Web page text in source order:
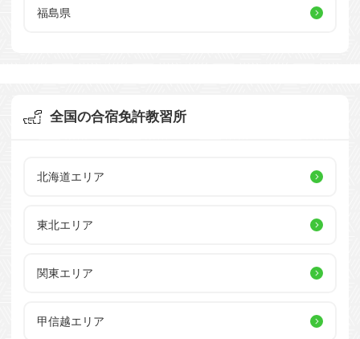
福島県
全国の合宿免許教習所
北海道エリア
東北エリア
関東エリア
甲信越エリア